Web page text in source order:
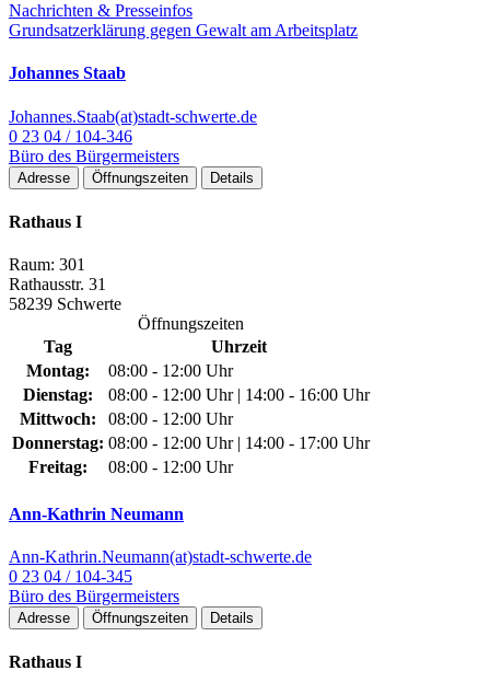
Nachrichten & Presseinfos
Grundsatzerklärung gegen Gewalt am Arbeitsplatz
Johannes Staab
Johannes.Staab(at)stadt-schwerte.de
0 23 04 / 104-346
Büro des Bürgermeisters
Adresse Öffnungszeiten Details
Rathaus I
Raum: 301
Rathausstr. 31
58239 Schwerte
Öffnungszeiten
Tag
Uhrzeit
Montag:
08:00 - 12:00 Uhr
Dienstag:
08:00 - 12:00 Uhr | 14:00 - 16:00 Uhr
Mittwoch:
08:00 - 12:00 Uhr
Donnerstag: 08:00 - 12:00 Uhr | 14:00 - 17:00 Uhr
Freitag:
08:00 - 12:00 Uhr
Ann-Kathrin Neumann
Ann-Kathrin.Neumann(at)stadt-schwerte.de
0 23 04 / 104-345
Büro des Bürgermeisters
Adresse Öffnungszeiten Details
Rathaus I